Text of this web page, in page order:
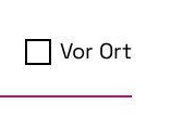
Vor Ort